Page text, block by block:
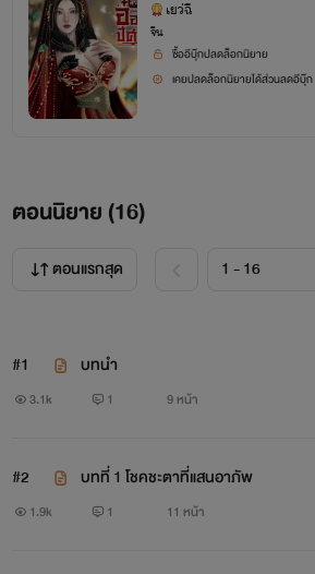
เยว่ฉี
จีน
ซื้ออีบุ๊กปลดล็อกนิยาย
เคยปลดล็อกนิยายได้ส่วนลดอีบุ๊ก
ตอนนิยาย (16)
ตอนแรกสุด
#1 บทนำ
3.1k 1 9 หน้า
#2 บทที่ 1 โชคชะตาที่แสนอาภัพ
1.9k 1 11 หน้า